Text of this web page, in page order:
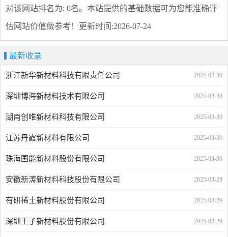
对该网站排名为: 0名。本站提供的基础数据可为您能准确评
估网站价值做参考！ 更新时间:2026-07-24
最新收录
2025-03-30
浙江新华新材料科技有限责任公司
2025-03-30
深圳博海新材料技术有限公司
2025-03-30
湖南创唯新材料科技有限公司
2025-03-30
江苏丹霞新材料有限公司
2025-03-30
珠海国能新材料股份有限公司
2025-03-29
安徽新涛新材料科技股份有限公司
2025-03-29
有研稀土新材料股份有限公司
2025-03-29
深圳王子新材料股份有限公司